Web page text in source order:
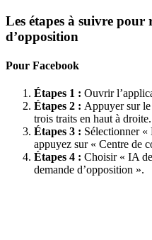
Les étapes à suivre pour
d’opposition
Pour Facebook
Étapes 1 : Ouvrir
Étapes 2 : Appuyer sur
trois traits en haut à droite.
Étapes 3 : Sélectionner «
appuyez sur « Centre de
Étapes 4 : Choisir « IA
demande d’opposition ».